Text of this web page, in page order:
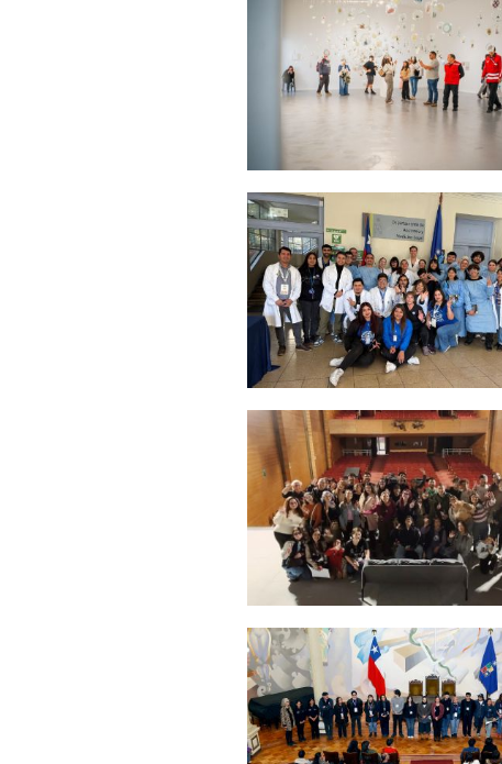
Zoom
Zoom
Zoom